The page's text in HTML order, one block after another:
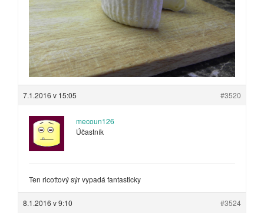
7.1.2016 v 15:05 #3520
mecoun126
Účastník
Ten ricottový sýr vypadá fantasticky
8.1.2016 v 9:10 #3524